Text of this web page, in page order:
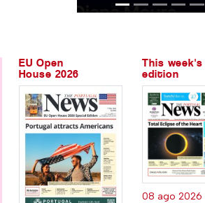
EU Open
House 2026
This week's
edition
08 ago 2026